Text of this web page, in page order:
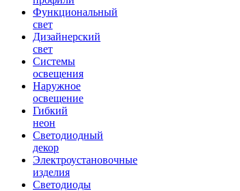
Функциональный
свет
Дизайнерский
свет
Системы
освещения
Наружное
освещение
Гибкий
неон
Светодиодный
декор
Электроустановочные
изделия
Светодиоды